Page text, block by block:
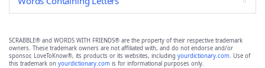
SCRABBLE® and WORDS WITH FRIENDS® are the property of their respective trademark
owners. These trademark owners are not affiliated with, and do not endorse and/or
sponsor, LoveToKnow®, its products or its websites, including yourdictionary.com. Use of
this trademark on yourdictionary.com is for informational purposes only.